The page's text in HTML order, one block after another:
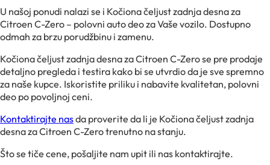
U našoj ponudi nalazi se i Kočiona čeljust zadnja desna za
Citroen C-Zero – polovni auto deo za Vaše vozilo. Dostupno
odmah za brzu porudžbinu i zamenu.
Kočiona čeljust zadnja desna za Citroen C-Zero se pre prodaje
detaljno pregleda i testira kako bi se utvrdio da je sve spremno
za naše kupce. Iskoristite priliku i nabavite kvalitetan, polovni
deo po povoljnoj ceni.
Kontaktirajte nasda proverite da li je Kočiona čeljust zadnja
desna za Citroen C-Zero trenutno na stanju.
Što se tiče cene, pošaljite nam upit ili nas kontaktirajte.